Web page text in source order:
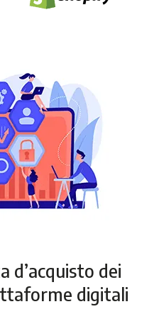
d’acquisto dei
digitali